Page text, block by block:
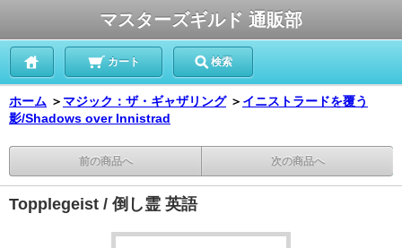
マスターズギルド 通販部
カート 検索
ホーム ＞ マジック：ザ・ギャザリング ＞ イニストラードを覆う
影/Shadows over Innistrad
前の商品へ 次の商品へ
Topplegeist / 倒し霊 英語